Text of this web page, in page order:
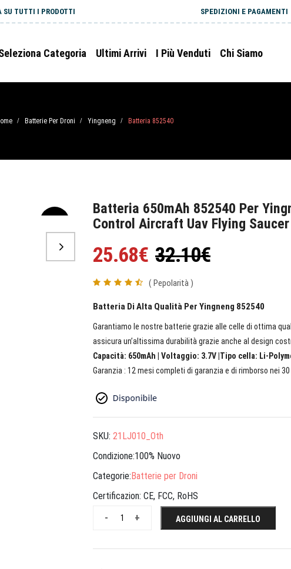
SU TUTTI I PRODOTTI SPEDIZIONI E PAGAMENTI
Categoria Ultimi Arrivi I Più Venduti Chi Siamo
/ Batterie Per Droni / Yingneng / Batteria 852540
Batteria 650mAh 852540 Per
Control Aircraft Uav Flying Saucer
25.68€ 32.10€
( Pepolarità )
Batteria Di Alta Qualità Per Yingneng 852540
Garantiamo le nostre batterie grazie alle celle di ottima
assicura un’altissima durabilità grazie anche al design
Capacità: 650mAh | Voltaggio: 3.7V |Tipo cella: Li-
Garanzia : 12 mesi completi di garanzia e di rimborso nei 30
SKU: 21LJ010_Oth
Condizione:100% Nuovo
Categorie:Batterie per Droni
Certificazion: CE, FCC, RoHS
+
- AGGIUNGI AL CARRELLO